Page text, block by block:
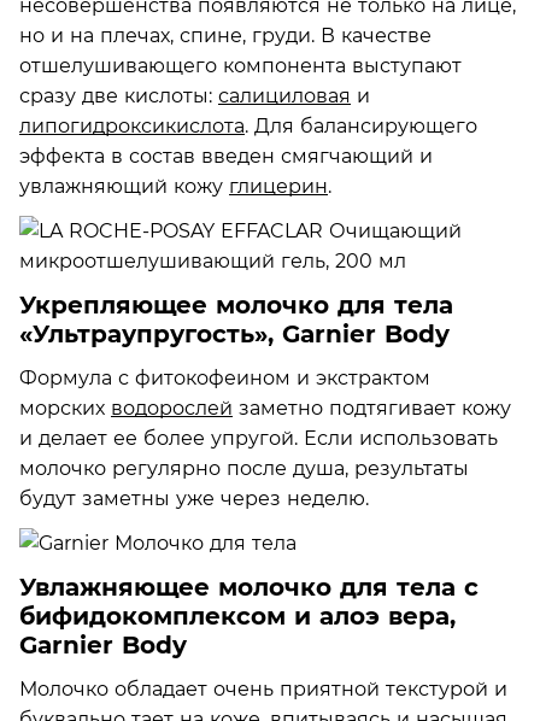
несовершенства появляются не только на лице,
но и на плечах, спине, груди. В качестве
отшелушивающего компонента выступают
сразу две кислоты: салициловая и
липогидроксикислота. Для балансирующего
эффекта в состав введен смягчающий и
увлажняющий кожу глицерин.
Укрепляющее молочко для тела
«Ультраупругость», Garnier Body
Формула с фитокофеином и экстрактом
морских водорослей заметно подтягивает кожу
и делает ее более упругой. Если использовать
молочко регулярно после душа, результаты
будут заметны уже через неделю.
Увлажняющее молочко для тела с
бифидокомплексом и алоэ вера,
Garnier Body
Молочко обладает очень приятной текстурой и